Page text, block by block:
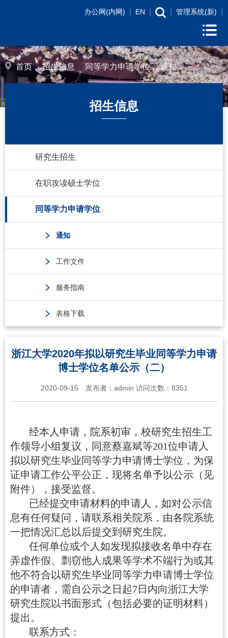
办公网(内网) EN 管理系统(新)
首页 招生信息 同等学力申请学位 通知
招生信息
研究生招生
在职攻读硕士学位
同等学力申请学位
通知
工作文件
服务指南
表格下载
浙江大学2020年拟以研究生毕业同等学力申请
博士学位名单公示（二）
2020-09-15 发布者： admin 访问次数： 8351
经本人申请，院系初审，校研究生招生工
作领导小组复议，同意蔡嘉斌等201位申请人
拟以研究生毕业同等学力申请博士学位，为保
证申请工作公平公正，现将名单予以公示（见
附件），接受监督。
已经提交申请材料的申请人，如对公示信
息有任何疑问，请联系相关院系，由各院系统
一把情况汇总以后提交到研究生院。
任何单位或个人如发现拟接收名单中存在
弄虚作假、剽窃他人成果等学术不端行为或其
他不符合以研究生毕业同等学力申请博士学位
的申请者，需自公示之日起7日内向浙江大学
研究生院以书面形式（包括必要的证明材料）
提出。
联系方式：